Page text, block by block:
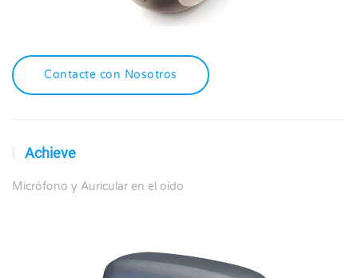
Contacte con Nosotros
Achieve
Micrófono y Auricular en el oído